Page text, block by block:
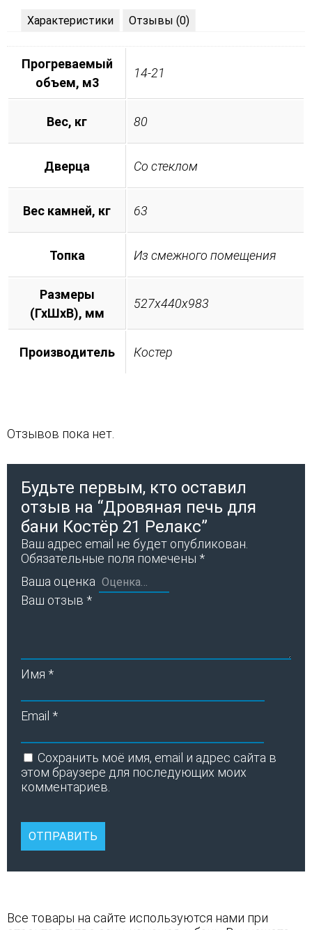
Характеристики Отзывы (0)
Прогреваемый
объем, м3
14-21
Вес, кг 80
Дверца Со стеклом
Вес камней, кг 63
Топка Из смежного помещения
Размеры
(ГхШхВ), мм
527х440х983
Производитель Костер
Отзывов пока нет.
Будьте первым, кто оставил
отзыв на “Дровяная печь для
бани Костёр 21 Релакс”
Ваш адрес email не будет опубликован.
Обязательные поля помечены *
Ваша оценка
Ваш отзыв *
Имя *
Email *
Сохранить моё имя, email и адрес сайта в
этом браузере для последующих моих
комментариев.
Все товары на сайте используются нами при